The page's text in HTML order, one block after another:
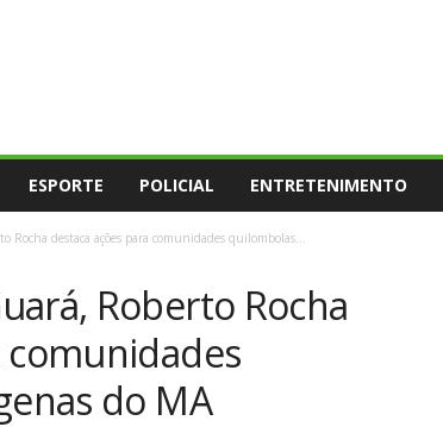
ESPORTE POLICIAL ENTRETENIMENTO
Rocha destaca ações para comunidades quilombolas...
Roberto Rocha
comunidades
do MA